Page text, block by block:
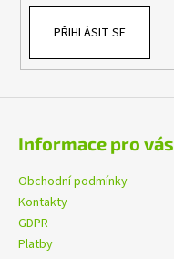
PŘIHLÁSIT SE
Informace pro vás
Obchodní podmínky
Kontakty
GDPR
Platby